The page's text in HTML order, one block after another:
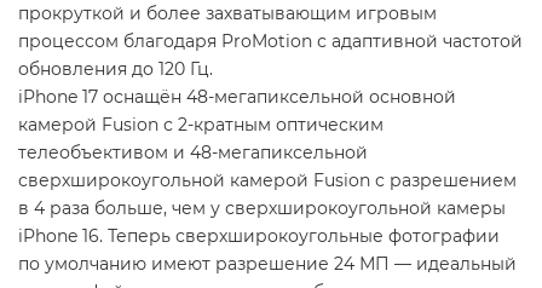
прокруткой и более захватывающим игровым
процессом благодаря ProMotion с адаптивной частотой
обновления до 120 Гц.
iPhone 17 оснащён 48-мегапиксельной основной
камерой Fusion с 2-кратным оптическим
телеобъективом и 48-мегапиксельной
сверхширокоугольной камерой Fusion с разрешением
в 4 раза больше, чем у сверхширокоугольной камеры
iPhone 16. Теперь сверхширокоугольные фотографии
по умолчанию имеют разрешение 24 МП — идеальный